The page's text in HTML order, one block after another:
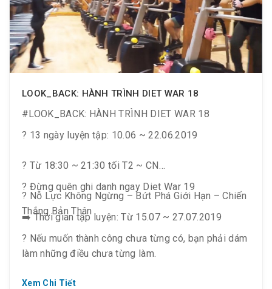
LOOK_BACK: HÀNH TRÌNH DIET WAR 18
#LOOK_BACK: HÀNH TRÌNH DIET WAR 18
? 13 ngày luyện tập: 10.06 ~ 22.06.2019
? Từ 18:30 ~ 21:30 tối T2 ~ CN
? Nỗ Lực Không Ngừng – Bứt Phá Giới Hạn – Chiến
Thắng Bản Thân
? Đừng quên ghi danh ngay Diet War 19
➡️ Thời gian tập luyện: Từ 15.07 ~ 27.07.2019
? Nếu muốn thành công chưa từng có, bạn phải dám
làm những điều chưa từng làm.
Xem Chi Tiết